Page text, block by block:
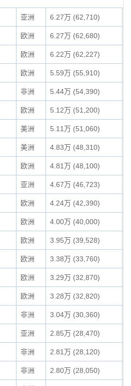
亚洲 6.27万 (62,710)
欧洲 6.27万 (62,680)
欧洲 6.22万 (62,227)
欧洲 5.59万 (55,910)
非洲 5.44万 (54,390)
欧洲 5.12万 (51,200)
美洲 5.11万 (51,060)
美洲 4.83万 (48,310)
欧洲 4.81万 (48,100)
亚洲 4.67万 (46,723)
欧洲 4.24万 (42,390)
欧洲 4.00万 (40,000)
欧洲 3.95万 (39,528)
欧洲 3.38万 (33,760)
欧洲 3.29万 (32,870)
欧洲 3.28万 (32,820)
非洲 3.04万 (30,360)
亚洲 2.85万 (28,470)
非洲 2.81万 (28,120)
非洲 2.80万 (28,050)